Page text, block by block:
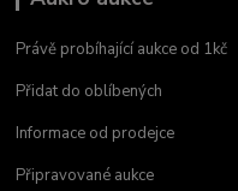
Právě probíhající aukce od 1kč
Přidat do oblíbených
Informace od prodejce
Připravované aukce